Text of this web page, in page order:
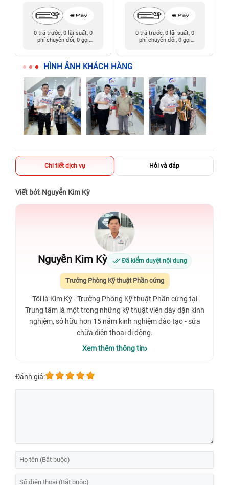
0 trả trước, 0 lãi suất, 0
phí chuyển đổi, 0 gọi
0 trả trước, 0 lãi suất, 0
phí chuyển đổi, 0 gọi
HÌNH ẢNH KHÁCH HÀNG
Chi tiết dịch vụ Hỏi và đáp
Viết bởi: Nguyễn Kim Kỳ
Nguyễn Kim Kỳ Đã kiểm duyệt nội dung
Trưởng Phòng Kỹ thuật Phần cứng
Tôi là Kim Kỳ - Trưởng Phòng Kỹ thuật Phần cứng tại
Trung tâm là một trong những kỹ thuật viên dày dặn kinh
nghiệm, sở hữu hơn 15 năm kinh nghiệm đào tạo - sửa
chữa điện thoại di động.
Xem thêm thông tin
Đánh giá: